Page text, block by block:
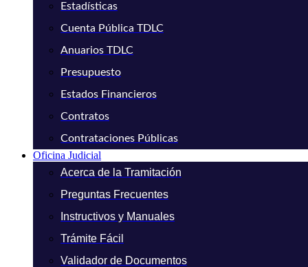
Estadísticas
Cuenta Pública TDLC
Anuarios TDLC
Presupuesto
Estados Financieros
Contratos
Contrataciones Públicas
Oficina Judicial
Acerca de la Tramitación
Preguntas Frecuentes
Instructivos y Manuales
Trámite Fácil
Validador de Documentos